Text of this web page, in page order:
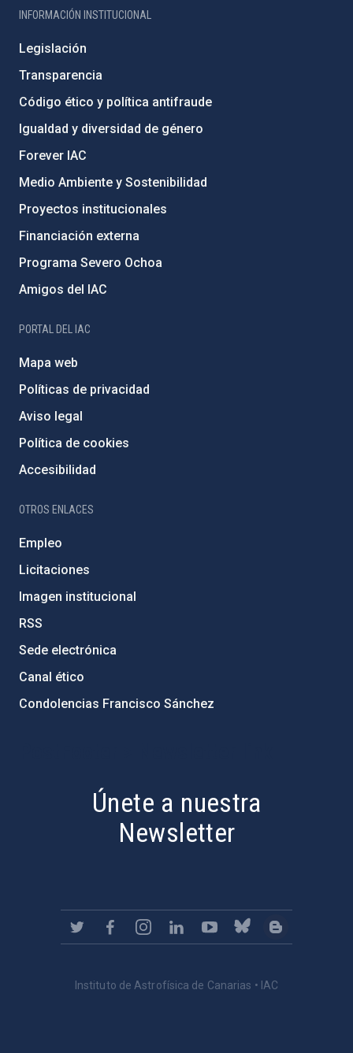
INFORMACIÓN INSTITUCIONAL
Legislación
Transparencia
Código ético y política antifraude
Igualdad y diversidad de género
Forever IAC
Medio Ambiente y Sostenibilidad
Proyectos institucionales
Financiación externa
Programa Severo Ochoa
Amigos del IAC
PORTAL DEL IAC
Mapa web
Políticas de privacidad
Aviso legal
Política de cookies
Accesibilidad
OTROS ENLACES
Empleo
Licitaciones
Imagen institucional
RSS
Sede electrónica
Canal ético
Condolencias Francisco Sánchez
Únete a nuestra
Newsletter
Instituto de Astrofísica de Canarias • IAC